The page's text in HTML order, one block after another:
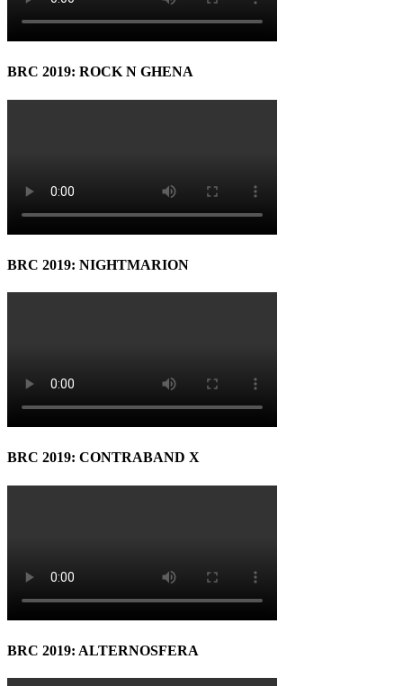
BRC 2019: ROCK N GHENA
BRC 2019: NIGHTMARION
BRC 2019: CONTRABAND X
BRC 2019: ALTERNOSFERA